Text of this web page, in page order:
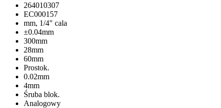
264010307
EC000157
mm, 1/4" cala
±0.04mm
300mm
28mm
60mm
Prostok.
0.02mm
4mm
Śruba blok.
Analogowy